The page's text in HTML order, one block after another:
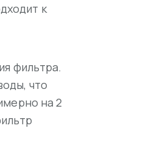
к
фильтра.
что
на 2